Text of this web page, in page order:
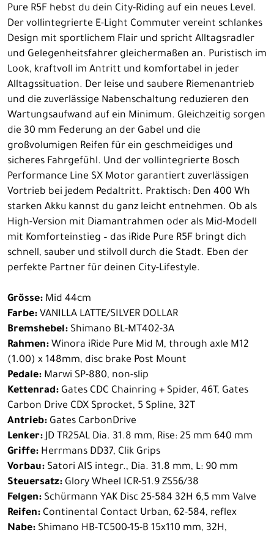
Pure R5F hebst du dein City-Riding auf ein neues Level.
Der vollintegrierte E-Light Commuter vereint schlankes
Design mit sportlichem Flair und spricht Alltagsradler
und Gelegenheitsfahrer gleichermaßen an. Puristisch im
Look, kraftvoll im Antritt und komfortabel in jeder
Alltagssituation. Der leise und saubere Riemenantrieb
und die zuverlässige Nabenschaltung reduzieren den
Wartungsaufwand auf ein Minimum. Gleichzeitig sorgen
die 30 mm Federung an der Gabel und die
großvolumigen Reifen für ein geschmeidiges und
sicheres Fahrgefühl. Und der vollintegrierte Bosch
Performance Line SX Motor garantiert zuverlässigen
Vortrieb bei jedem Pedaltritt. Praktisch: Den 400 Wh
starken Akku kannst du ganz leicht entnehmen. Ob als
High-Version mit Diamantrahmen oder als Mid-Modell
mit Komforteinstieg – das iRide Pure R5F bringt dich
schnell, sauber und stilvoll durch die Stadt. Eben der
perfekte Partner für deinen City-Lifestyle.
Grösse: Mid 44cm
Farbe: VANILLA LATTE/SILVER DOLLAR
Bremshebel: Shimano BL-MT402-3A
Rahmen: Winora iRide Pure Mid M, through axle M12
(1.00) x 148mm, disc brake Post Mount
Pedale: Marwi SP-880, non-slip
Kettenrad: Gates CDC Chainring + Spider, 46T, Gates
Carbon Drive CDX Sprocket, 5 Spline, 32T
Antrieb: Gates CarbonDrive
Lenker:JD TR25AL Dia. 31.8 mm, Rise: 25 mm 640 mm
Griffe: Herrmans DD37, Clik Grips
Vorbau: Satori AIS integr., Dia. 31.8 mm, L: 90 mm
Steuersatz: Glory Wheel ICR-51.9 ZS56/38
Felgen: Schürmann YAK Disc 25-584 32H 6,5 mm Valve
Reifen: Continental Contact Urban, 62-584, reflex
Nabe: Shimano HB-TC500-15-B 15x110 mm, 32H,